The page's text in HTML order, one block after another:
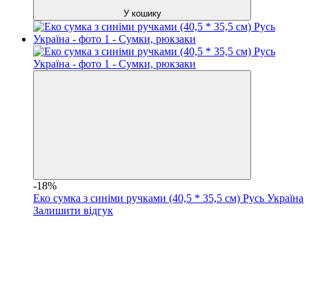
У кошику
-18%
Еко сумка з синіми ручками (40,5 * 35,5 см) Русь Україна
Залишити відгук